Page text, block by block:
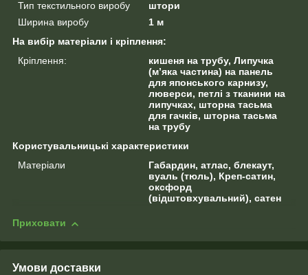
Тип текстильного виробу
штори
Ширина виробу
1 м
На вибір матеріали і кріплення:
Кріплення:
кишеня на трубу, Липучка
(м’яка частина) на панель
для японського карнизу,
люверси, петлі з тканини на
липучках, шторна тасьма
для гачків, шторна тасьма
на трубу
Користувальницькі характеристики
Матеріали
Габардин, атлас, блекаут,
вуаль (тюль), Креп-сатин,
оксфорд
(відштовхувальний), сатен
Приховати
Умови доставки